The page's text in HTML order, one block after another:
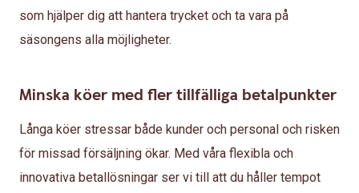
som hjälper dig att hantera trycket och ta vara på
säsongens alla möjligheter.
Minska köer med fler tillfälliga betalpunkter
Långa köer stressar både kunder och personal och risken
för missad försäljning ökar. Med våra flexibla och
innovativa betallösningar ser vi till att du håller tempot